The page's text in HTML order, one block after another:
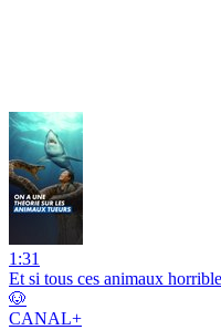
1:31
Et si tous ces animaux
🐶
CANAL+